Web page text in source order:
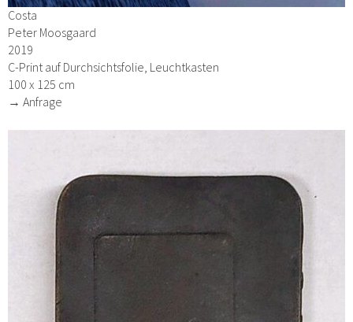
Costa
Peter Moosgaard
2019
C-Print auf Durchsichtsfolie, Leuchtkasten
100 x 125 cm
→ Anfrage